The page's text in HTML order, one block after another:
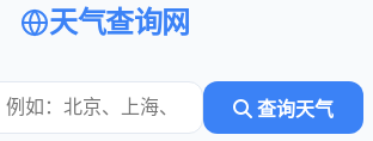
天气查询网
查询天气